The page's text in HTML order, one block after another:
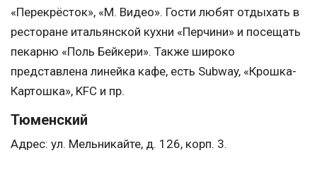
«Перекрёсток», «М. Видео». Гости любят отдыхать в
ресторане итальянской кухни «Перчини» и посещать
пекарню «Поль Бейкери». Также широко
представлена линейка кафе, есть Subway, «Крошка-
Картошка», KFC и пр.
Тюменский
Адрес: ул. Мельникайте, д. 126, корп. 3.